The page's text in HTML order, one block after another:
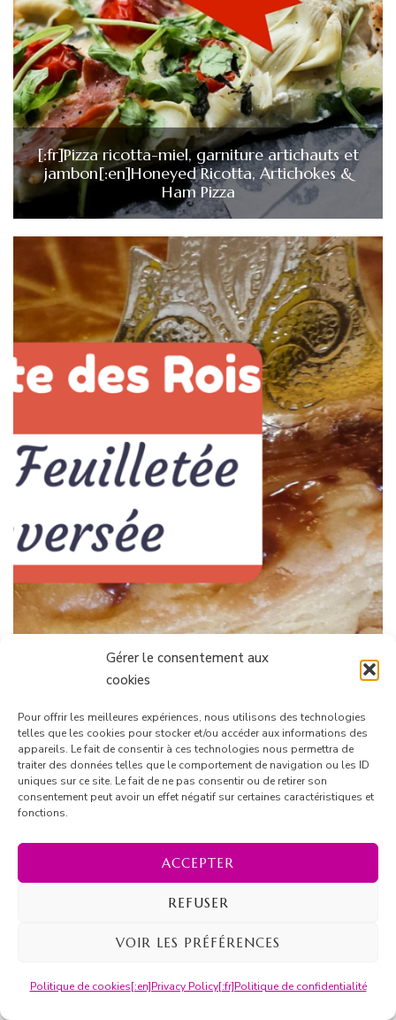
Gérer le consentement aux
cookies
Pour offrir les meilleures expériences, nous utilisons des technologies
telles que les cookies pour stocker et/ou accéder aux informations des
appareils. Le fait de consentir à ces technologies nous permettra de
traiter des données telles que le comportement de navigation ou les ID
uniques sur ce site. Le fait de ne pas consentir ou de retirer son
consentement peut avoir un effet négatif sur certaines caractéristiques et
fonctions.
ACCEPTER
REFUSER
VOIR LES PRÉFÉRENCES
Politique de cookies[:en]Privacy Policy[:fr]Politique de confidentialité
[:fr]Pizza ricotta-miel, garniture artichauts et
jambon[:en]Honeyed Ricotta, Artichokes &
Ham Pizza
Galette des Rois « Fée Praline », pâte feuilletée
inversée